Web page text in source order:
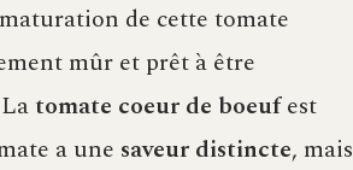
de cette tomate
mûr et prêt à être
tomate coeur de boeufest
a une saveur distincte, mais